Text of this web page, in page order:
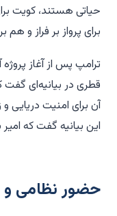
حیاتی هستند، کویت
برای پرواز بر فراز و
ترامپ پس از آغاز
قطری در بیانیه‌ای گفت
آن برای امنیت دریایی
این بیانیه گفت که
حضور نظامی و